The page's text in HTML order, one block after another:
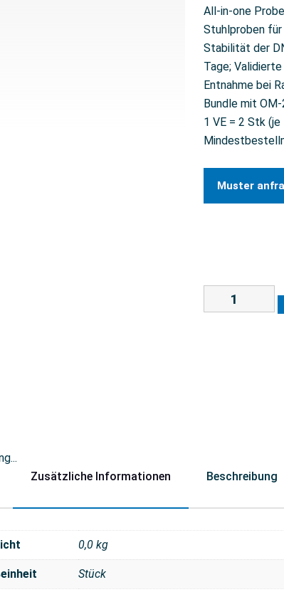
All-in-one
Stuhlproben
Stabilität der
Tage;
Entnahme bei
Bundle mit
1 VE = 2 Stk
Muster
Zusätzliche Informationen
Beschreibung
0,0 kg
Stück